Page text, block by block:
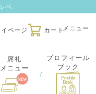
ベ
イページ カート
席礼
メニュー
/
プロフィール
ブック